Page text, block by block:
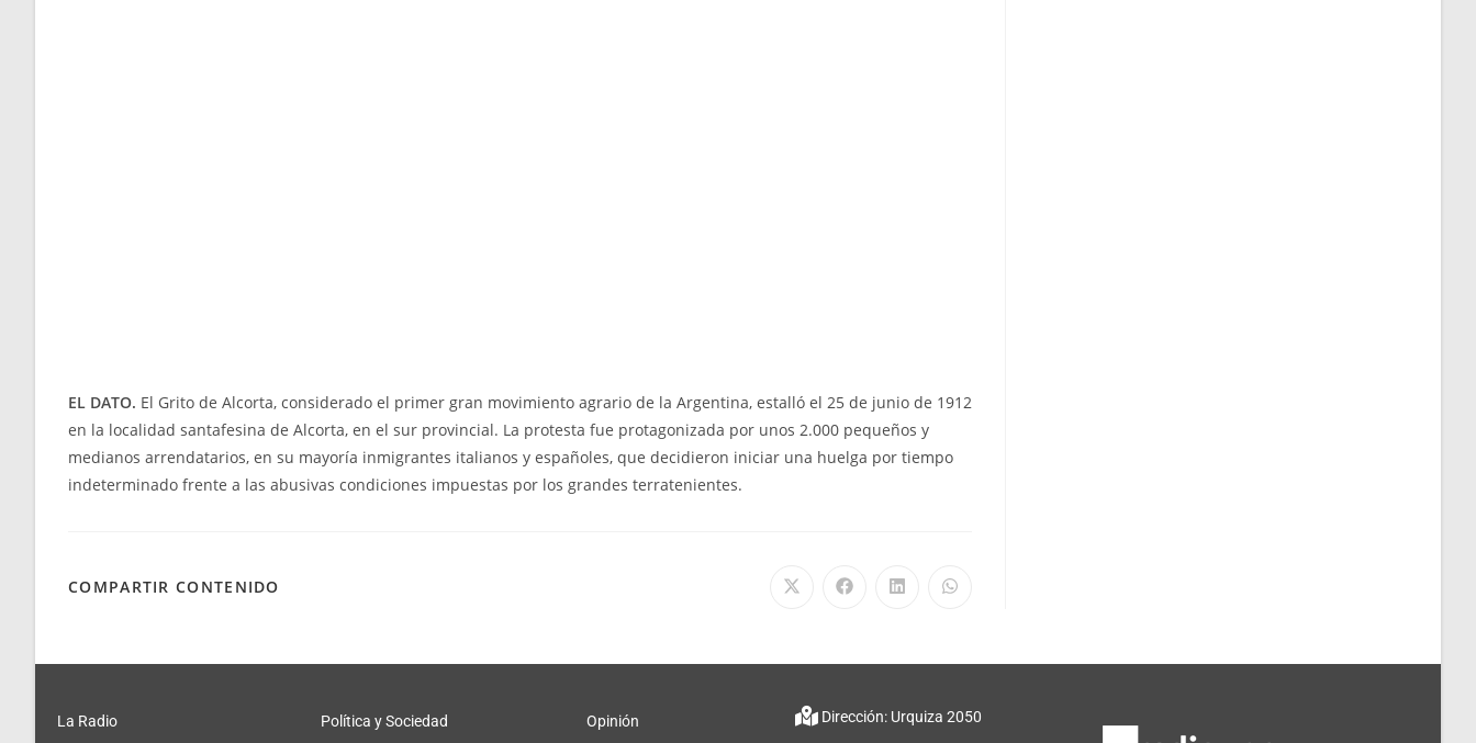
EL DATO. El Grito de Alcorta, considerado el primer gran movimiento agrario de la Argentina, estalló el 25 de junio de 1912
en la localidad santafesina de Alcorta, en el sur provincial. La protesta fue protagonizada por unos 2.000 pequeños y
medianos arrendatarios, en su mayoría inmigrantes italianos y españoles, que decidieron iniciar una huelga por tiempo
indeterminado frente a las abusivas condiciones impuestas por los grandes terratenientes.
COMPARTIR CONTENIDO
La Radio Política y Sociedad Opinión Dirección: Urquiza 2050